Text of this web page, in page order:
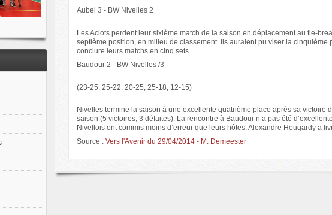
Aubel 3 - BW Nivelles 2
Les Aclots perdent leur sixième match de la saison en déplacement au tie-
septième position, en milieu de classement. Ils auraient pu viser la cinquième
conclure leurs matchs en cinq sets.
Baudour 2 - BW Nivelles /3 -
(23-25, 25-22, 20-25, 25-18, 12-15)
Nivelles termine la saison à une excellente quatrième place après sa victoire
saison (5 victoires, 3 défaites). La rencontre à Baudour n’a pas été
Nivellois ont commis moins d’erreur que leurs hôtes. Alexandre Hougardy a
Source : Vers l'Avenir du 29/04/2014 - M. Demeester